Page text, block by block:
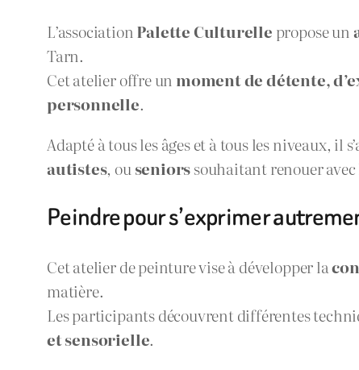
L’associationPalette Culturelle propose un
Tarn.
Cet atelier offre un moment de détente,
personnelle.
Adapté à tous les âges et à tous les niveaux, il
autistes, ou seniorssouhaitant renouer
Peindre pour s’exprimer
Cet atelier de peinture vise à développer la
matière.
Les participants découvrent différentes
et sensorielle.